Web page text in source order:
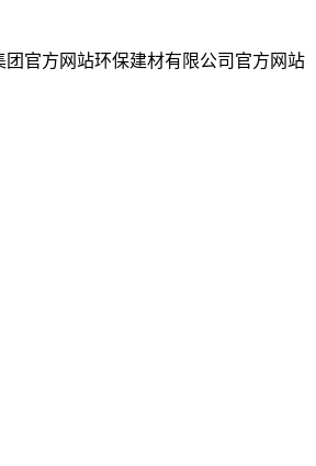
团官方网站环保建材有限公司官方网站